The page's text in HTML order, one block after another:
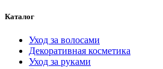
Каталог
Уход за волосами
Декоративная косметика
Уход за руками